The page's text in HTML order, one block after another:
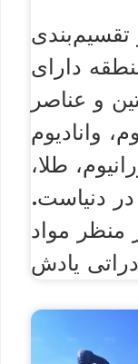
تقسیم‌بندی
دارای
و عناصر
وانادیوم
طلا،
در دنیاست.
منظر مواد
یادش